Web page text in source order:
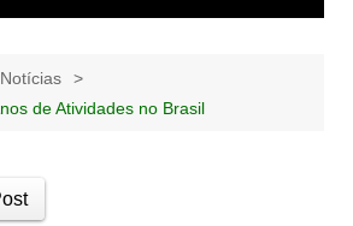
Notícias
de Atividades no Brasil